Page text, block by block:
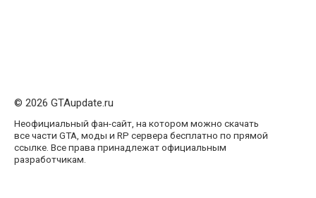
© 2026 GTAupdate.ru
Неофициальный фан-сайт, на котором можно скачать
все части GTA, моды и RP сервера бесплатно по прямой
ссылке. Все права принадлежат официальным
разработчикам.